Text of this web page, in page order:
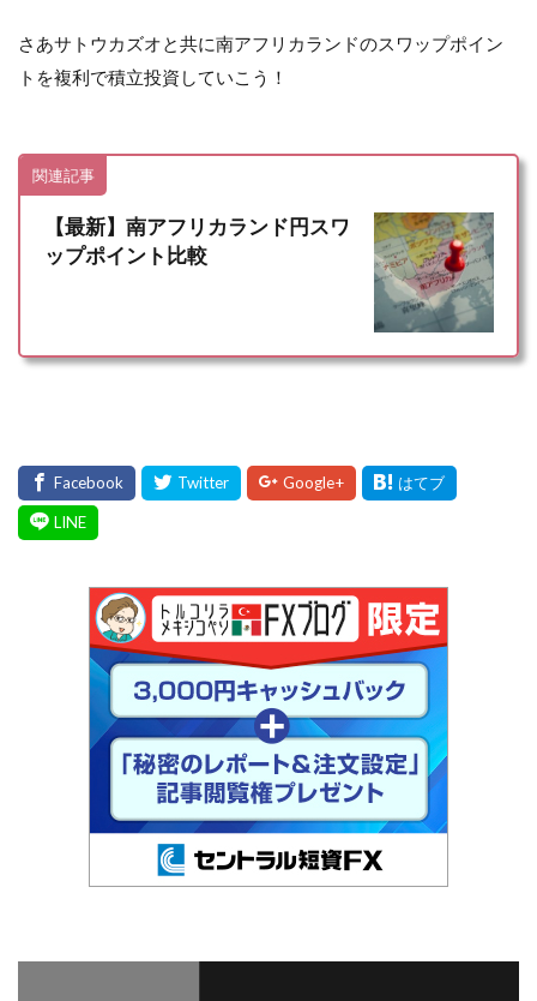
さあサトウカズオと共に南アフリカランドのスワップポイン
トを複利で積立投資していこう！
関連記事
【最新】南アフリカランド円スワ
ップポイント比較